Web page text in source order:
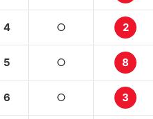
4 ○ 2
5 ○ 8
6 ○ 3